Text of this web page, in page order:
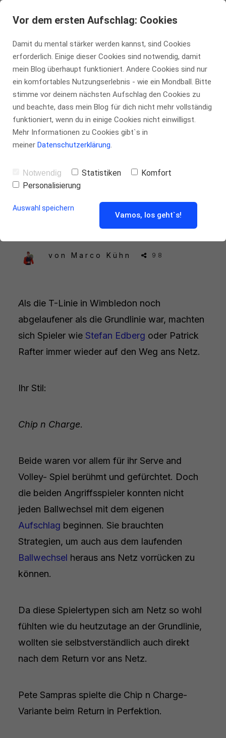
tennis-insider.de
Chip n Charge:
Wie du kluge
Netzangriffe in
dein Spiel
integrierst
von Marco Kühn 98
Als die T-Linie in Wimbledon noch
abgelaufener als die Grundlinie war, machten
sich Spieler wie Stefan Edberg oder Patrick
Rafter immer wieder auf den Weg ans Netz.
Ihr Stil:
Chip n Charge.
Beide waren vor allem für ihr Serve and
Volley- Spiel berühmt und gefürchtet. Doch
die beiden Angriffsspieler konnten nicht
jeden Ballwechsel mit dem eigenen
Aufschlag beginnen. Sie brauchten
Strategien, um auch aus dem laufenden
Ballwechsel heraus ans Netz vorrücken zu
können.
Da diese Spielertypen sich am Netz so wohl
fühlten wie du heutzutage an der Grundlinie,
wollten sie selbstverständlich auch direkt
nach dem Return vor ans Netz.
Pete Sampras spielte die Chip n Charge-
Variante beim Return in Perfektion.
Vor dem ersten Aufschlag: Cookies
Damit du mental stärker werden kannst, sind Cookies
erforderlich. Einige dieser Cookies sind notwendig, damit
mein Blog überhaupt funktioniert. Andere Cookies sind nur
ein komfortables Nutzungserlebnis - wie ein Mondball. Bitte
stimme vor deinem nächsten Aufschlag den Cookies zu
und beachte, dass mein Blog für dich nicht mehr vollständig
funktioniert, wenn du in einige Cookies nicht einwilligst.
Mehr Informationen zu Cookies gibt`s in
meiner Datenschutzerklärung.
Notwendig Statistiken
Komfort
Personalisierung
Auswahl speichern
Vamos, los geht`s!